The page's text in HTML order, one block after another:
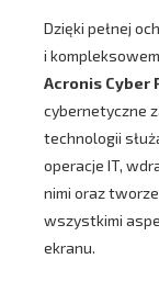
Dzięki pełnej
i
Acronis Cyber
cybernetyczne
technologii
operacje IT,
nimi oraz
wszystkimi
ekranu.